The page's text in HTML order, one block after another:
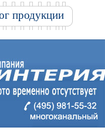
продукции